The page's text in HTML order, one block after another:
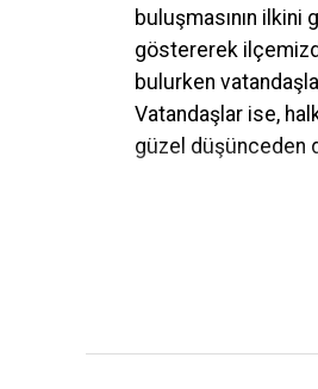
buluşmasının ilkini
göstererek
bulurken
Vatandaşlar ise,
güzel düşünceden